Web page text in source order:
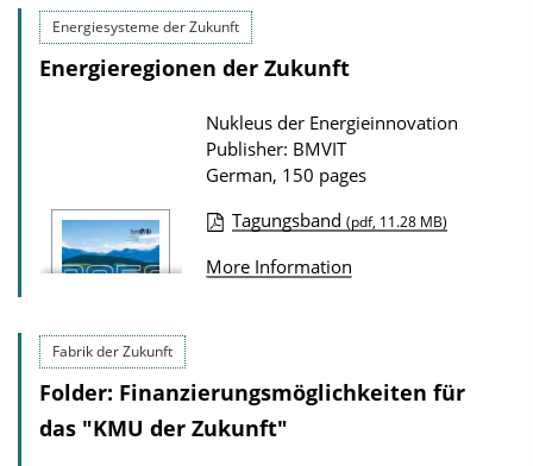
D
o
w
l
o
a
d
s
l
i
a
t
i
o
n
n
l
Energiesysteme der Zukunft
Energieregionen der Zukunft
Nukleus der Energieinnovation
Publisher: BMVIT
German, 150 pages
u
i
Tagungsband (pdf, 11.28 MB)
More Information
Fabrik der Zukunft
Folder: Finanzierungsmöglichkeiten für
das "KMU der Zukunft"